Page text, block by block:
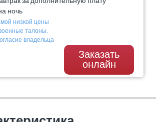
ночь
низкой цены
талоны.
владельца
Заказать
онлайн